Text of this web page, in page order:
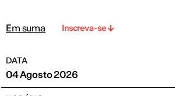
Em suma Inscreva-se
DATA
04 Agosto 2026